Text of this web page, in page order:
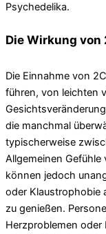
Psychedelika.
Die Wirkung von
Die Einnahme von
führen, von leichten
die manchmal
typischerweise
Allgemeinen Gefühle
können jedoch
oder Klaustrophobie
zu genießen.
Herzproblemen